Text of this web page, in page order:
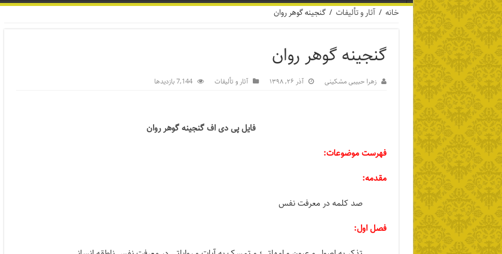
خانه / آثار و تألیفات / گنجینه گوهر روان
گنجینه گوهر روان
زهرا حبیبی مشکینی آذر ۲۶, ۱۳۹۸ آثار و تألیفات 7,144 بازدیدها
فایل پی دی اف گنجینه گوهر روان
فهرست موضوعات:
مقدمه:
صد کلمه در معرفت نفس
فصل اول: